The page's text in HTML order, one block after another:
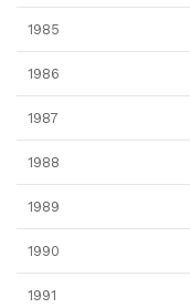
1985
1986
1987
1988
1989
1990
1991